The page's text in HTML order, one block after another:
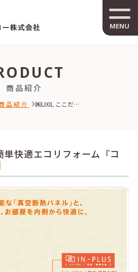
MENU
商品紹介
品紹介 ㈱LIXIL ここだ…
快適エコリフォーム『コ